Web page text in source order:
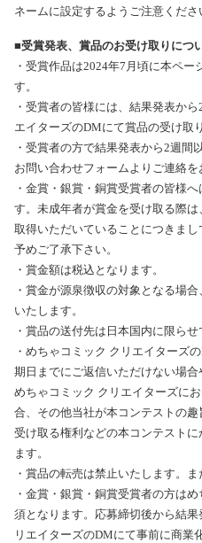
ネームに設定するようご注意くださ
■受賞発表、賞品のお受け取りにつ
・受賞作品は2024年7月頃に本ペ
す。
・受賞者の皆様には、結果発表か
エイターズのDMにて賞品の受け取
・受賞者の方で結果発表から2週間
お問い合わせフォームよりご連絡を
・金賞・銀賞・銅賞受賞者の皆様
す。未成年者が賞金を受け取る際
取得いただいていることにつきま
予めご了承下さい。
・賞金額は税込となります。
・賞金が源泉徴収の対象となる場
いたします。
・賞品の送付先は日本国内に限らせ
・めちゃコミック クリエイターズ
期日までにご返信いただけない場
めちゃコミック クリエイターズに
合、その他当社が本コンテストの
受け取る権利などの本コンテスト
ます。
・賞品の転売は禁止いたします。
・金賞・銀賞・銅賞受賞者の方は
須となります。応募締切後から結
リエイターズのDMにて事前に商業